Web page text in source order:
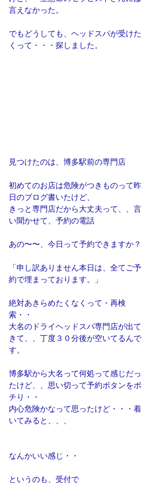
言えなかった。
でもどうしても、ヘッドスパが受けた
くって・・・探しました。
見つけたのは、博多駅前の専門店
初めてのお店は危険がつきものって昨
日のブログ書いたけど、
きっと専門店だから大丈夫って、、言
い聞かせて、予約の電話
あの〜〜、今日って予約できますか？
「申し訳ありません本日は、全てご予
約で埋まっております。」
絶対あきらめたくなくって・再検
索・・
大名のドライヘッドスパ専門店が出て
きて、、丁度３０分後が空いてるんで
す。
博多駅から大名って何処って感じだっ
たけど、、思い切って予約ボタンをポ
チり・・
内心危険かなって思ったけど・・・着
いてみると、、、
なんかいい感じ・・
というのも、受付で